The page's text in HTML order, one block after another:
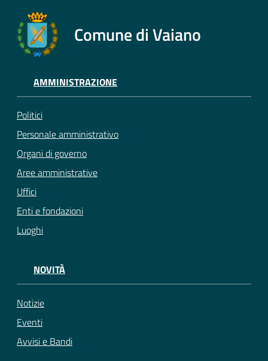
Comune di Vaiano
AMMINISTRAZIONE
Politici
Personale amministrativo
Organi di governo
Aree amministrative
Uffici
Enti e fondazioni
Luoghi
NOVITÀ
Notizie
Eventi
Avvisi e Bandi